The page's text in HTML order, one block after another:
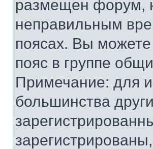
размещен форум,
неправильным
поясах. Вы
пояс в группе
Примечание: для
большинства